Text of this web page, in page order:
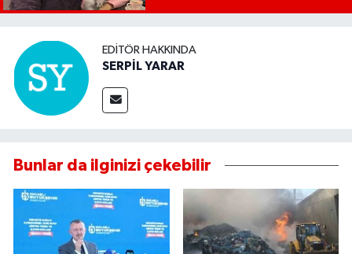
EDITÖR HAKKINDA
SERPİL YARAR
Bunlar da ilginizi çekebilir